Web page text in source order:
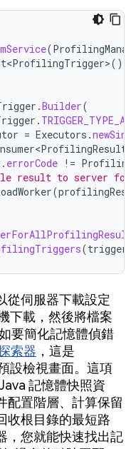
(
()
.Builder(
.
= Executors .
. errorCode !=
result to
(
(triggers
從伺服器下載設定
下載，然後將檔案
要簡化記憶體偵錯
索器 ，這是
設檢視畫面。這項
記憶體快照資
配置階層、計算保留
收根目錄的最短路
，您就能快速找出記